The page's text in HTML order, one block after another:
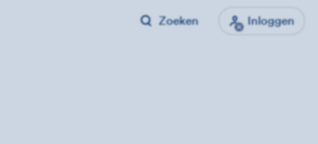
Zoeken Inloggen